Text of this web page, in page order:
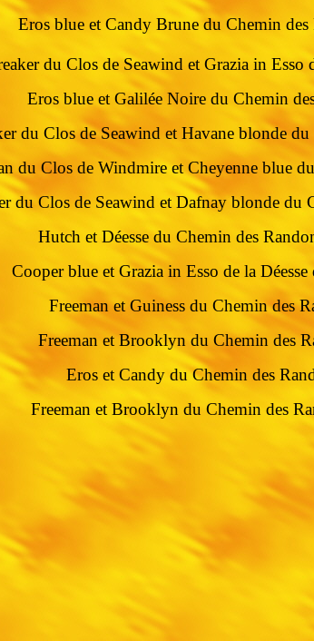
Brune du Chemin des
du Clos de Seawind et Grazia in Esso
Eros blue et Galilée Noire du Chemin
du Clos de Seawind et Havane blonde
du Clos de Windmire et Cheyenne blue
du Clos de Seawind et Dafnay blonde du
Hutch et Déesse du Chemin des
Cooper blue et Grazia in Esso de la Déesse
Freeman et Guiness du Chemin des
Freeman et Brooklyn du Chemin des
Eros et Candy du Chemin des
Freeman et Brooklyn du Chemin des